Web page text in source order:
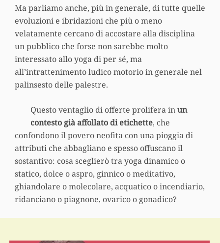
Ma parliamo anche, più in generale, di tutte quelle
evoluzioni e ibridazioni che più o meno
velatamente cercano di accostare alla disciplina
un pubblico che forse non sarebbe molto
interessato allo yoga di per sé, ma
all’intrattenimento ludico motorio in generale nel
palinsesto delle palestre.
Questo ventaglio di offerte prolifera inun
contesto già affollato di etichette, che
confondono il povero neofita con una pioggia di
attributi che abbagliano e spesso offuscano il
sostantivo: cosa sceglierò tra yoga dinamico o
statico, dolce o aspro, ginnico o meditativo,
ghiandolare o molecolare, acquatico o incendiario,
ridanciano o piagnone, ovarico o gonadico?